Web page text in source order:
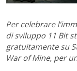
Per celebrare
di sviluppo 11 Bit
gratuitamente su
War of Mine, per